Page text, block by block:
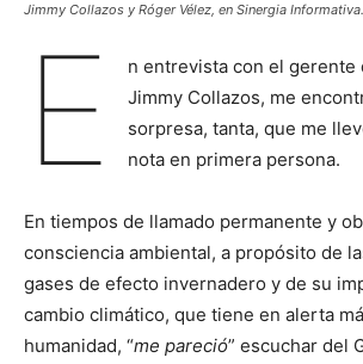
Jimmy Collazos y Róger Vélez, en Sinergia Informativa.
E
n entrevista con el gerente
Jimmy Collazos, me
sorpresa, tanta, que me
nota en primera persona.
En tiempos de llamado permanente y
consciencia ambiental, a propósito de
gases de efecto invernadero y de su
cambio climático, que tiene en alerta
humanidad, “me pareció” escuchar del